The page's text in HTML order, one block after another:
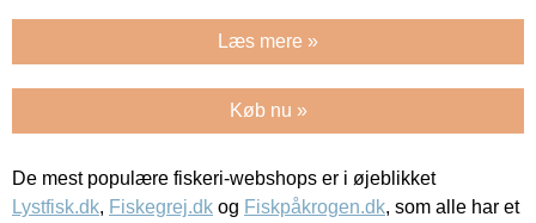
Læs mere »
Køb nu »
De mest populære fiskeri-webshops er i øjeblikket
Lystfisk.dk, Fiskegrej.dk og Fiskpåkrogen.dk, som alle har et